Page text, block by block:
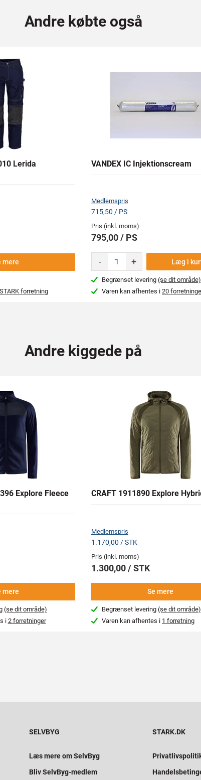
Andre købte også
Lerida
mere
STARK forretning
VANDEX IC Injektionscream
Medlemspris
715,50 / PS
Pris (inkl. moms)
795,00 / PS
- + Læg i
Begrænset levering(se dit område)
Varen kan afhentes i20
Andre kiggede på
Explore Fleece
mere
(se dit område)
i2 forretninger
CRAFT 1911890 Explore
Medlemspris
1.170,00 / STK
Pris (inkl. moms)
1.300,00 / STK
Se mere
Begrænset levering(se dit område)
Varen kan afhentes i 1 forretning
SELVBYG
Læs mere om SelvByg
Bliv SelvByg-medlem
STARK.DK